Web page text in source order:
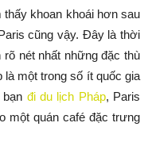
khoan khoái hơn sau
cũng vậy. Đây là thời
nét nhất những đặc thù
một trong số ít quốc gia
đi du lịch Pháp, Paris
một quán café đặc trưng